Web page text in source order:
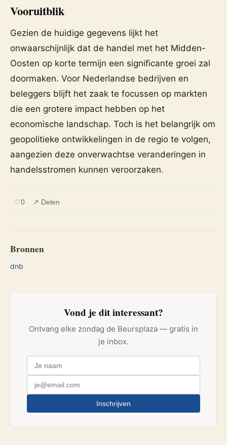
Vooruitblik
Gezien de huidige gegevens lijkt het
onwaarschijnlijk dat de handel met het Midden-
Oosten op korte termijn een significante groei zal
doormaken. Voor Nederlandse bedrijven en
beleggers blijft het zaak te focussen op markten
die een grotere impact hebben op het
economische landschap. Toch is het belangrijk om
geopolitieke ontwikkelingen in de regio te volgen,
aangezien deze onverwachtse veranderingen in
handelsstromen kunnen veroorzaken.
♡0 ↗ Delen
Bronnen
dnb
Vond je dit interessant?
Ontvang elke zondag de Beursplaza — gratis in
je inbox.
Inschrijven